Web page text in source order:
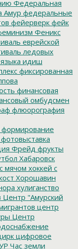
Федеральная
Амур федеральные
фейерверк фейк
Феникс
еврейской
ледовых
идиш
фиксированная
финансовая
омбудсмен
флюорография
формирование
фотовыставка
Фрейд фрукты
Хабаровск
мячом хоккей с
Хорошавин
хулиганство
Центр "Амурский
центр
Центр
цифровое
Час земли